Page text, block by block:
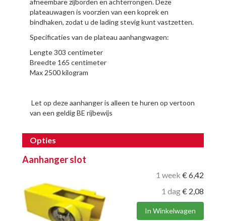
afneembare zijborden en achterrongen. Deze
plateauwagen is voorzien van een koprek en
bindhaken, zodat u de lading stevig kunt vastzetten.
Specificaties van de plateau aanhangwagen:
Lengte 303 centimeter
Breedte 165 centimeter
Max 2500 kilogram
Let op deze aanhanger is alleen te huren op vertoon
van een geldig BE rijbewijs
Opties
Aanhanger slot
1 week €6,42
1 dag€ 2,08
In Winkelwagen